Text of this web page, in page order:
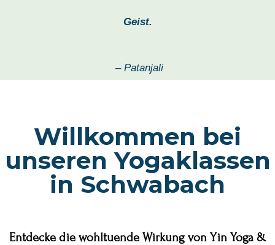
Geist.
– Patanjali
Willkommen bei
unseren Yogaklassen
in Schwabach
Entdecke die wohltuende Wirkung von Yin Yoga &